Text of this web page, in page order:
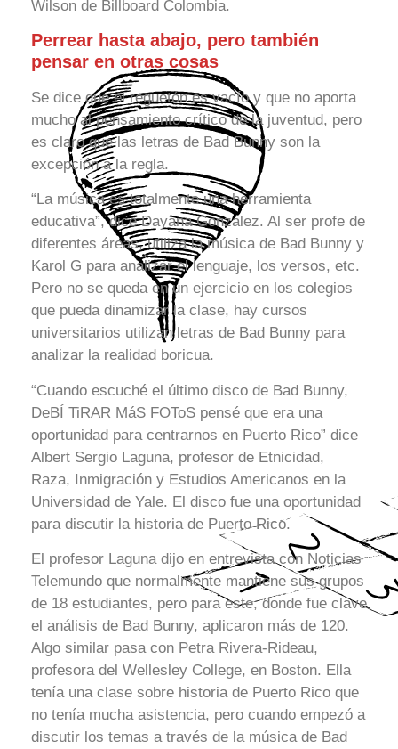
Wilson de Billboard Colombia.
Perrear hasta abajo, pero también
pensar en otras cosas
Se dice que el reguetón es vacío y que no aporta
mucho al pensamiento crítico de la juventud, pero
es claro que las letras de Bad Bunny son la
excepción a la regla.
“La música es totalmente una herramienta
educativa”, dice Dayana González. Al ser profe de
diferentes áreas, utiliza la música de Bad Bunny y
Karol G para analizar el lenguaje, los versos, etc.
Pero no se queda en un ejercicio en los colegios
que pueda dinamizar la clase, hay cursos
universitarios utilizan letras de Bad Bunny para
analizar la realidad boricua.
“Cuando escuché el último disco de Bad Bunny,
DeBÍ TiRAR MáS FOToS pensé que era una
oportunidad para centrarnos en Puerto Rico” dice
Albert Sergio Laguna, profesor de Etnicidad,
Raza, Inmigración y Estudios Americanos en la
Universidad de Yale. El disco fue una oportunidad
para discutir la historia de Puerto Rico.
El profesor Laguna dijo en entrevista con Noticias
Telemundo que normalmente mantiene sus grupos
de 18 estudiantes, pero para este, donde fue clave
el análisis de Bad Bunny, aplicaron más de 120.
Algo similar pasa con Petra Rivera-Rideau,
profesora del Wellesley College, en Boston. Ella
tenía una clase sobre historia de Puerto Rico que
no tenía mucha asistencia, pero cuando empezó a
discutir los temas a través de la música de Bad